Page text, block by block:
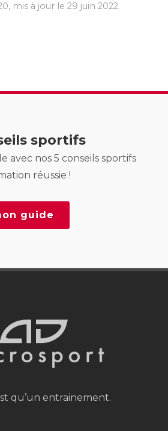
mis à jour le 29 juin 2022.
sportifs
avec nos 5 conseils sportifs
réussie !
guide
qu’un entrainement.